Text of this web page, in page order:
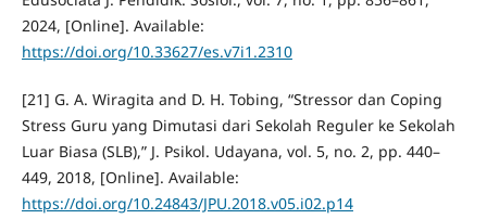
2024, [Online]. Available:
https://doi.org/10.33627/es.v7i1.2310
[21] G. A. Wiragita and D. H. Tobing, “Stressor dan Coping
Stress Guru yang Dimutasi dari Sekolah Reguler ke Sekolah
Luar Biasa (SLB),” J. Psikol. Udayana, vol. 5, no. 2, pp. 440–
449, 2018, [Online]. Available:
https://doi.org/10.24843/JPU.2018.v05.i02.p14